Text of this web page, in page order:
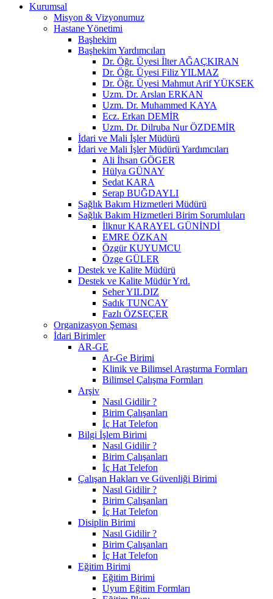
Kurumsal
Misyon & Vizyonumuz
Hastane Yönetimi
Başhekim
Başhekim Yardımcıları
Dr. Öğr. Üyesi İlter AĞAÇKIRAN
Dr. Öğr. Üyesi Filiz YILMAZ
Dr. Öğr. Üyesi Mahmut Arif YÜKSEK
Uzm. Dr. Arslan ERKAN
Uzm. Dr. Muhammed KAYA
Ecz. Erkan DEMİR
Uzm. Dr. Dilruba Nur ÖZDEMİR
İdari ve Mali İşler Müdürü
İdari ve Mali İşler Müdürü Yardımcıları
Ali İhsan GÖGER
Hülya GÜNAY
Sedat KARA
Serap BUĞDAYLI
Sağlık Bakım Hizmetleri Müdürü
Sağlık Bakım Hizmetleri Birim Sorumluları
İlknur KARAYEL GÜNİNDİ
EMRE ÖZKAN
Özgür KUYUMCU
Özge GÜLER
Destek ve Kalite Müdürü
Destek ve Kalite Müdür Yrd.
Seher YILDIZ
Sadık TUNCAY
Fazlı ÖZSEÇER
Organizasyon Şeması
İdari Birimler
AR-GE
Ar-Ge Birimi
Klinik ve Bilimsel Araştırma Formları
Bilimsel Çalışma Formları
Arşiv
Nasıl Gidilir ?
Birim Çalışanları
İç Hat Telefon
Bilgi İşlem Birimi
Nasıl Gidilir ?
Birim Çalışanları
İç Hat Telefon
Çalışan Hakları ve Güvenliği Birimi
Nasıl Gidilir ?
Birim Çalışanları
İç Hat Telefon
Disiplin Birimi
Nasıl Gidilir ?
Birim Çalışanları
İç Hat Telefon
Eğitim Birimi
Eğitim Birimi
Uyum Eğitim Formları